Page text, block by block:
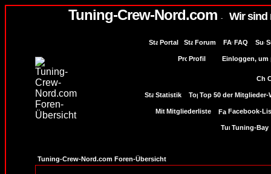
Tuning-Crew-Nord.com - Wir sind
Portal Forum FAQ
Profil Einloggen, um
Statistik Top 50 der Mitglieder-
Mitgliederliste Facebook-
Tuning-Bay
Tuning-Crew-Nord.com Foren-Übersicht